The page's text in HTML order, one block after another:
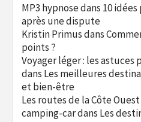
MP3 hypnosedans 10
après une dispute
Kristin Primusdans
points ?
Voyager léger : les astuces
dans Les meilleures
et bien-être
Les routes de la Côte
camping-cardans Les